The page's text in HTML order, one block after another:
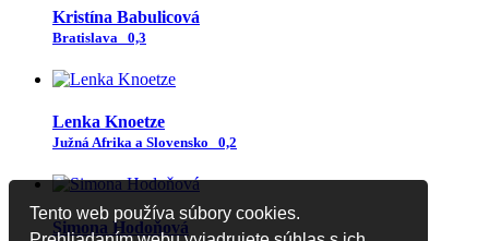
Tento web používa súbory cookies.
Kristína Babulicová
Bratislava 0,3
Lenka Knoetze
Južná Afrika a Slovensko 0,2
Simona Hodoňová